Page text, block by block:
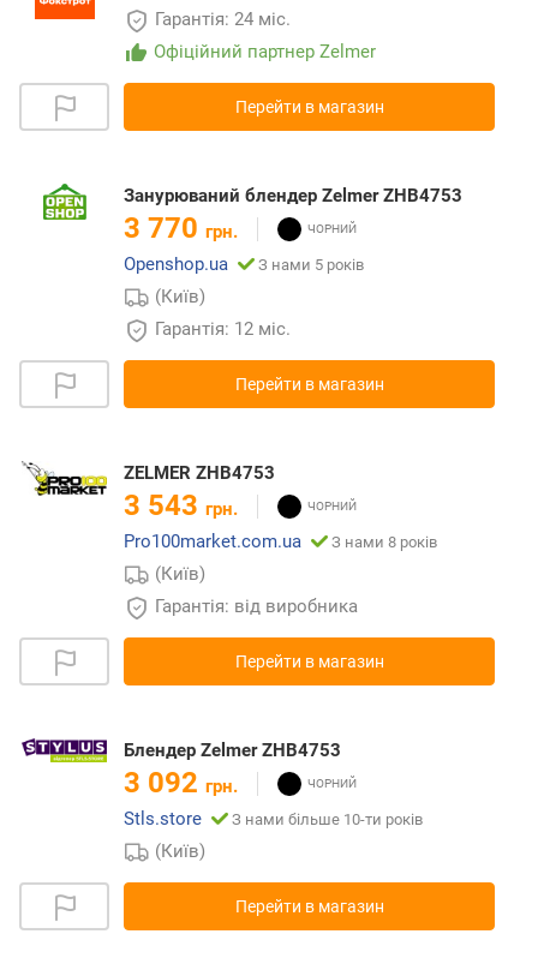
Гарантія: 24 міс.
Офіційний партнер Zelmer
Перейти в магазин
Занурюваний блендер Zelmer ZHB4753
3 770 грн.
Openshop.ua
З нами 5 років
(Київ)
Гарантія: 12 міс.
Перейти в магазин
ZELMER ZHB4753
3 543 грн.
Pro100market.com.ua
З нами 8 років
(Київ)
Гарантія: від виробника
Перейти в магазин
Блендер Zelmer ZHB4753
3 092 грн.
Stls.store
З нами більше 10-ти років
(Київ)
Перейти в магазин